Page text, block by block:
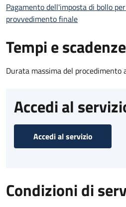
Pagamento dell'imposta di bollo
provvedimento finale
Tempi e scadenze
Durata massima del
Accedi al
Accedi al servizio
Condizioni di